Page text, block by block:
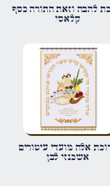
לפעם הבאה שאגיב.
להבה וזאת התורה כסף
קלאסי
אלה מועדי עיטורים
אשכנזי לבן